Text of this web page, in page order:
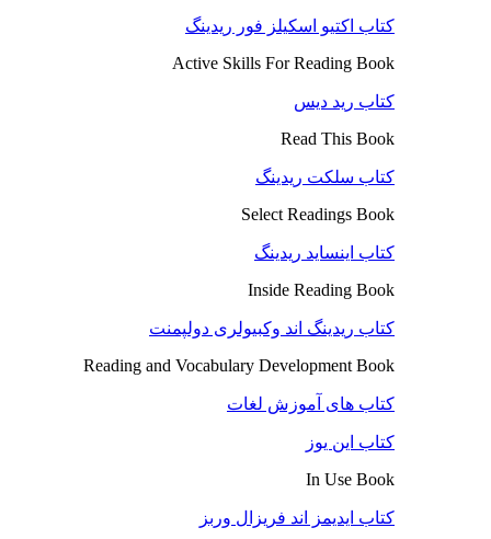
کتاب اکتیو اسکیلز فور ریدینگ
Active Skills For Reading Book
کتاب رید دیس
Read This Book
کتاب سلکت ریدینگ
Select Readings Book
کتاب اینساید ریدینگ
Inside Reading Book
کتاب ریدینگ اند وکبیولری دولپمنت
Reading and Vocabulary Development Book
کتاب های آموزش لغات
کتاب این یوز
In Use Book
کتاب ایدیمز اند فریزال وربز